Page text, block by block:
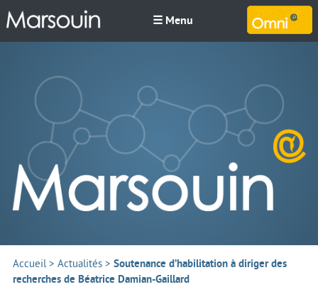
☰ Menu
Accueil> Actualités > Soutenance d’habilitation à diriger des
recherches de Béatrice Damian-Gaillard